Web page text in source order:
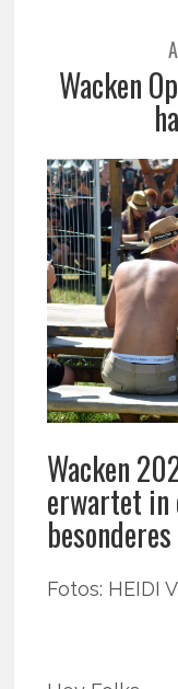
Wacken
Wacken
erwartet in
Fotos: HEIDI